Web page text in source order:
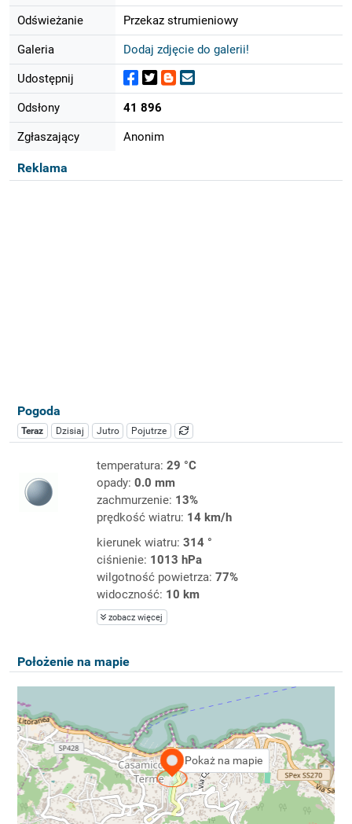
Odświeżanie Przekaz strumieniowy
Galeria Dodaj zdjęcie do galerii!
Udostępnij
Odsłony 41 896
Zgłaszający Anonim
Reklama
Pogoda
Teraz Dzisiaj Jutro Pojutrze
temperatura: 29 °C
opady: 0.0 mm
zachmurzenie: 13%
prędkość wiatru: 14 km/h
kierunek wiatru: 314 °
ciśnienie: 1013 hPa
wilgotność powietrza: 77%
widoczność: 10 km
zobacz więcej
Położenie na mapie
Pokaż na mapie